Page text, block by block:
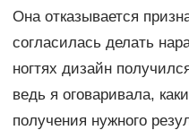
Она отказывается
согласилась делать
ногтях дизайн
ведь я оговаривала,
получения нужного